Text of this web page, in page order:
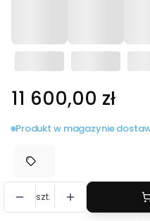
Cena
11 600,00 zł
Produkt w magazynie
szt.